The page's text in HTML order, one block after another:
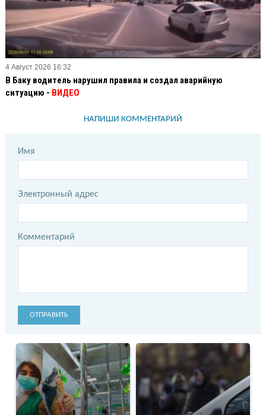
4 Август 2026 16:32
В Баку водитель нарушил правила и создал аварийную
ситуацию - ВИДЕО
НАПИШИ КОММЕНТАРИЙ
Имя
Электронный адрес
Комментарий
ОТПРАВИТЬ